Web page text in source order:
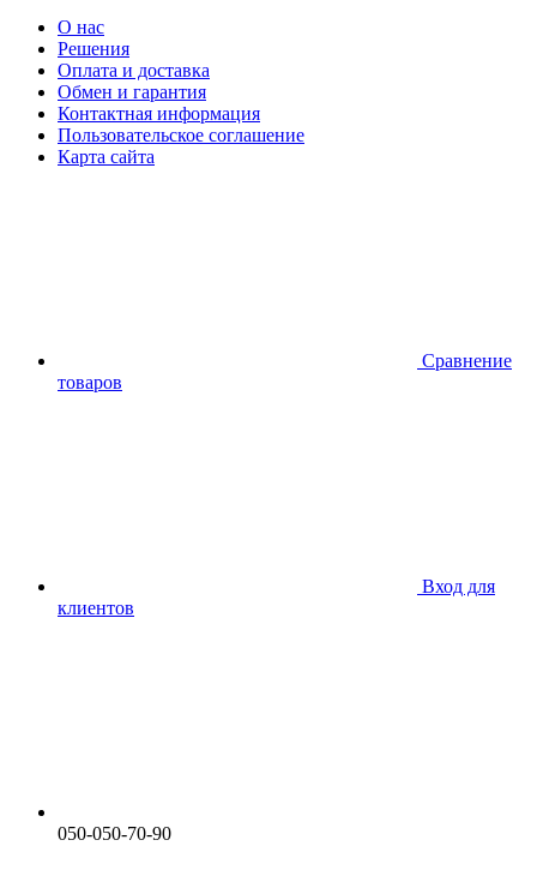
О нас
Решения
Оплата и доставка
Обмен и гарантия
Контактная информация
Пользовательское соглашение
Карта сайта
Сравнение
товаров
Вход для
клиентов
050-050-70-90